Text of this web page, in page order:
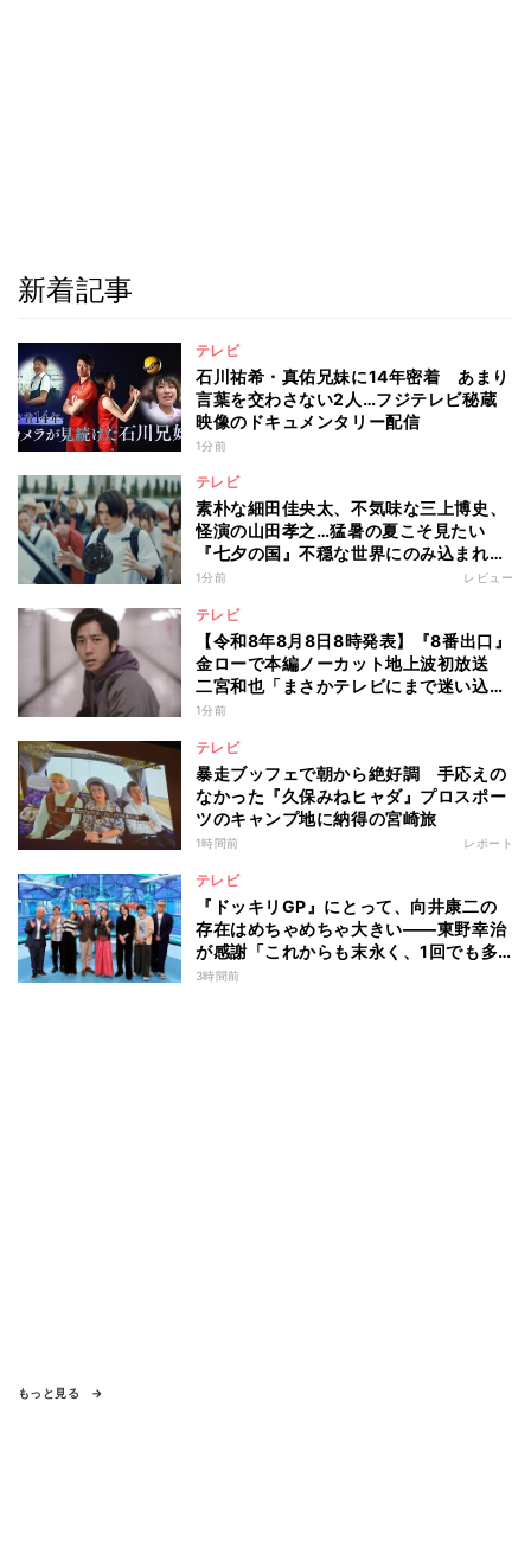
新着記事
テレビ
石川祐希・真佑兄妹に14年密着 あまり
言葉を交わさない2人…フジテレビ秘蔵
映像のドキュメンタリー配信
1分前
テレビ
素朴な細田佳央太、不気味な三上博史、
怪演の山田孝之…猛暑の夏こそ見たい
『七夕の国』不穏な世界にのみ込まれる
超常ミステリー
1分前 レビュー
テレビ
【令和8年8月8日8時発表】『8番出口』
金ローで本編ノーカット地上波初放送
二宮和也「まさかテレビにまで迷い込ん
でしまうとは」
1分前
テレビ
暴走ブッフェで朝から絶好調 手応えの
なかった『久保みねヒャダ』プロスポー
ツのキャンプ地に納得の宮崎旅
1時間前 レポート
テレビ
『ドッキリGP』にとって、向井康二の
存在はめちゃめちゃ大きい――東野幸治
が感謝「これからも末永く、1回でも多
く出て」
3時間前
もっと見る